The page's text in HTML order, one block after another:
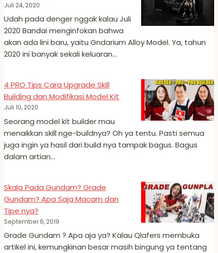
Juli 24, 2020
Udah pada denger nggak kalau Juli
2020 Bandai menginfokan bahwa
akan ada lini baru, yaitu Gndarium Alloy Model. Ya, tahun
2020 ini banyak sekali keluaran…
4 PRO Tips Cara Upgrade Skill
Building dan Modifikasi Model Kit
Juli 10, 2020
Seorang model kit builder mau
menaikkan skill nge-buildnya? Oh ya tentu. Pasti semua
juga ingin ya hasil dari build nya tampak bagus. Bagus
dalam artian…
Skala Pada Gundam? Grade
Gundam? Apa Saja Macam dan
Tipe nya?
September 6, 2019
Grade Gundam ? Apa aja ya? Kalau Qlafers membuka
artikel ini, kemungkinan besar masih bingung ya tentang